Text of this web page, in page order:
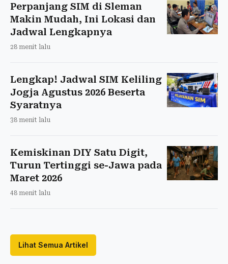
Perpanjang SIM di Sleman
Makin Mudah, Ini Lokasi dan
Jadwal Lengkapnya
28 menit lalu
Lengkap! Jadwal SIM Keliling
Jogja Agustus 2026 Beserta
Syaratnya
38 menit lalu
Kemiskinan DIY Satu Digit,
Turun Tertinggi se-Jawa pada
Maret 2026
48 menit lalu
Lihat Semua Artikel